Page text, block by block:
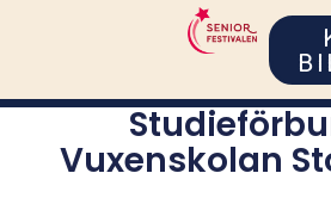
Vuxenskolan